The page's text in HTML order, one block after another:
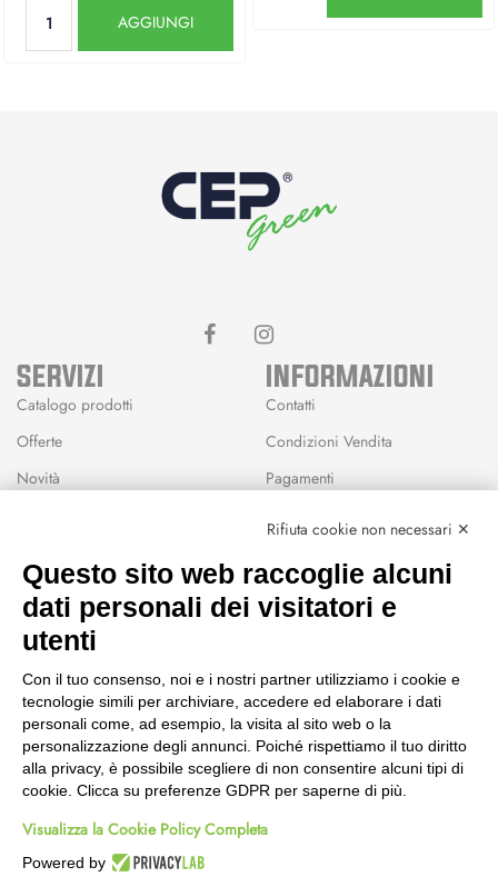
AGGIUNGI
SERVIZI
Catalogo prodotti
Offerte
Novità
Wishlist
INFORMAZIONI
Contatti
Condizioni Vendita
Pagamenti
CEP GREEN
Fanano (MO)
059 8676485
349 9202419
388 8659473
info@cepgreen.com
Orario
Dal lunedì al venerdì
8:00 – 12:30 / 13:30 - 19:00
Rifiuta cookie non necessari ✕
Questo sito web raccoglie alcuni
dati personali dei visitatori e
utenti
Con il tuo consenso, noi e i nostri partner utilizziamo i cookie e
tecnologie simili per archiviare, accedere ed elaborare i dati
personali come, ad esempio, la visita al sito web o la
personalizzazione degli annunci. Poiché rispettiamo il tuo diritto
alla privacy, è possibile scegliere di non consentire alcuni tipi di
cookie. Clicca su preferenze GDPR per saperne di più.
Visualizza la Cookie Policy Completa
Powered by